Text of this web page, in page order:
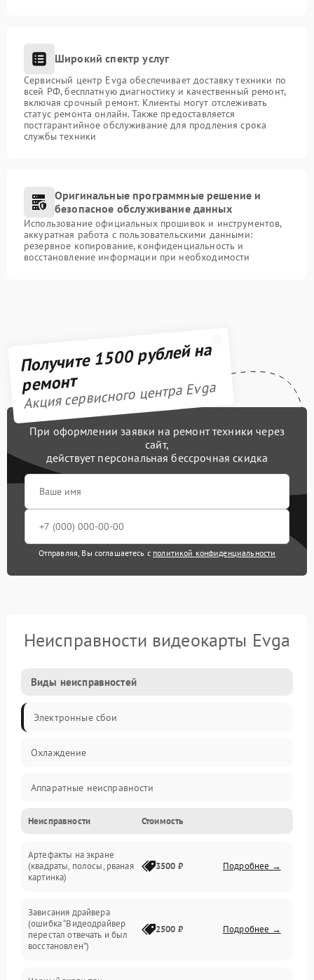
Широкий спектр услуг
Сервисный центр Evga обеспечивает доставку техники по
всей РФ, бесплатную диагностику и качественный ремонт,
включая срочный ремонт. Клиенты могут отслеживать
статус ремонта онлайн. Также предоставляется
постгарантийное обслуживание для продления срока
службы техники
Оригинальные программные решение и
безопасное обслуживание данных
Использование официальных прошивок и инструментов,
аккуратная работа с пользовательскими данными:
резервное копирование, конфиденциальность и
восстановление информации при необходимости
Получите 1500 рублей на
ремонт
Акция сервисного центра Evga
При оформлении заявки на ремонт техники через
сайт,
действует персональная бессрочная скидка
Отправляя, Вы соглашаетесь с политикой конфиденциальности
Неисправности видеокарты Evga
Виды неисправностей
Электронные сбои
Охлаждение
Аппаратные неисправности
Перегрев и термопроблемы
Видео
Интерфейсные и коммуникационные проблемы
Неисправности Стоимость
Артефакты на экране
(квадраты, полосы, рваная
картинка)
3500 ₽ Подробнее →
Зависания драйвера
(ошибка “Видеодрайвер
перестал отвечать и был
восстановлен”)
2500 ₽ Подробнее →